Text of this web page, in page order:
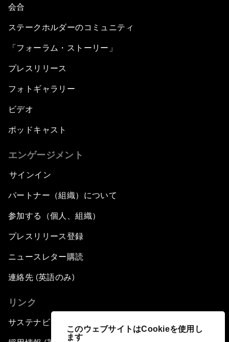
このウェブサイトはCookieを使用し
ます
会合
ステークホルダーのコミュニティ
「フォーラム・ストーリー」
プレスリリース
フォトギャラリー
ビデオ
ポッドキャスト
エンゲージメント
サインイン
パートナー（組織）について
参加する（個人、組織）
プレスリリース登録
ニュースレター購読
連絡先 (英語のみ)
リンク
サステナビリティへの取り組み